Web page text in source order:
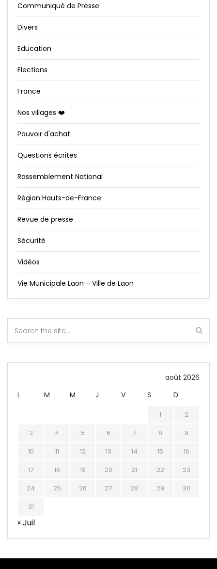
Communiqué de Presse
Divers
Education
Elections
France
Nos villages ❤️
Pouvoir d'achat
Questions écrites
Rassemblement National
Région Hauts-de-France
Revue de presse
Sécurité
Vidéos
Vie Municipale Laon – Ville de Laon
août 2026
L
M M J V S D
1
2
3
4 5 6 7 8
9
10
11 12 13 14 15
16
17
18 19 20 21 22
23
24
25 26 27 28 29
30
31
« Juil